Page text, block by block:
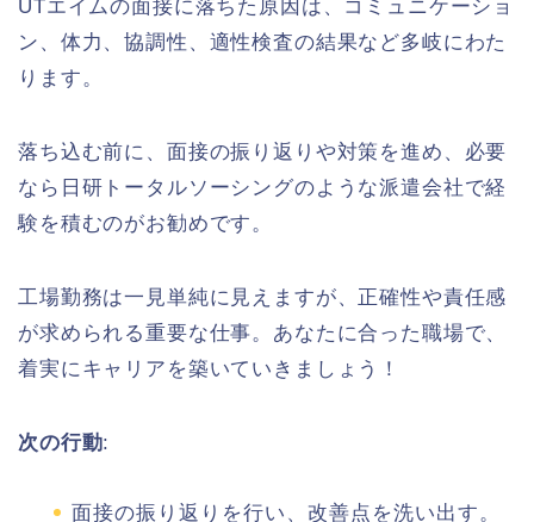
UTエイムの面接に落ちた原因は、コミュニケーショ
ン、体力、協調性、適性検査の結果など多岐にわた
ります。
落ち込む前に、面接の振り返りや対策を進め、必要
なら日研トータルソーシングのような派遣会社で経
験を積むのがお勧めです。
工場勤務は一見単純に見えますが、正確性や責任感
が求められる重要な仕事。あなたに合った職場で、
着実にキャリアを築いていきましょう！
次の行動:
面接の振り返りを行い、改善点を洗い出す。